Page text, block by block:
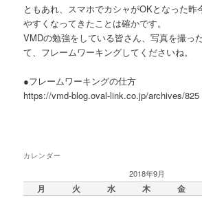
ともあれ、スマホでカシャがOKとなった昨
やすくなってきたことは確かです。
VMDの勉強をしている皆さん、写真を撮っ
て、フレームワーキングしてくださいね。
●フレームワーキングの仕方
https://vmd-blog.oval-link.co.jp/archives/825
カレンダー
2018年9月
月 火 水 木 金